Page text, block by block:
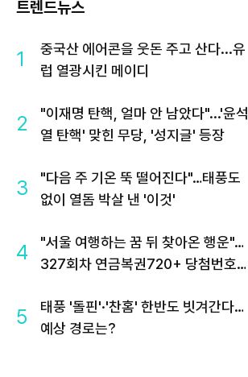
트렌드뉴스
1
중국산 에어콘을 웃돈 주고 산다...유
럽 열광시킨 메이디
2
"이재명 탄핵, 얼마 안 남았다"...'윤석
열 탄핵' 맞힌 무당, '성지글' 등장
3
"다음 주 기온 뚝 떨어진다"…태풍도
없이 열돔 박살 낸 '이것'
4
"서울 여행하는 꿈 뒤 찾아온 행운"…
327회차 연금복권720+ 당첨번호조
5
태풍 '돌핀'·'찬홈' 한반도 빗겨간다…
예상 경로는?